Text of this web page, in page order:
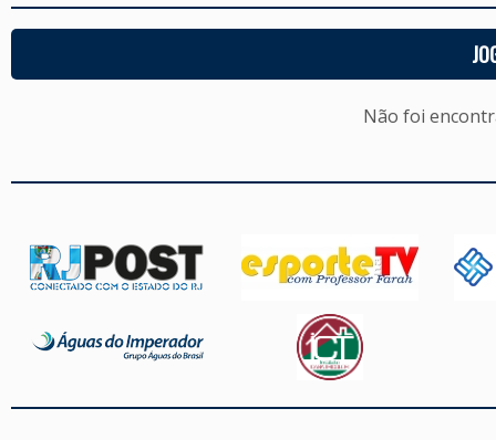
Não foi